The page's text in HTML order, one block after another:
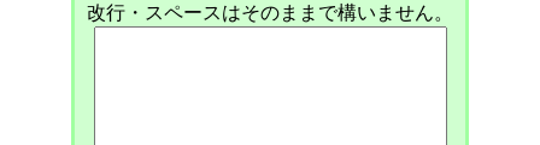
改行・スペースはそのままで構いません。